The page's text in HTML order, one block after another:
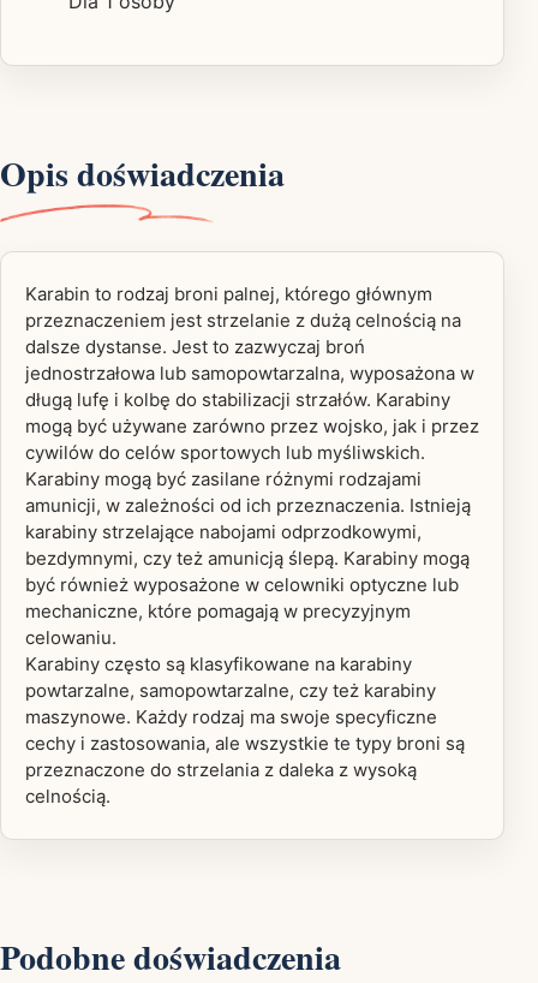
Opis doświadczenia
Karabin to rodzaj broni palnej, którego głównym
przeznaczeniem jest strzelanie z dużą celnością na
dalsze dystanse. Jest to zazwyczaj broń
jednostrzałowa lub samopowtarzalna, wyposażona w
długą lufę i kolbę do stabilizacji strzałów. Karabiny
mogą być używane zarówno przez wojsko, jak i przez
cywilów do celów sportowych lub myśliwskich.
Karabiny mogą być zasilane różnymi rodzajami
amunicji, w zależności od ich przeznaczenia. Istnieją
karabiny strzelające nabojami odprzodkowymi,
bezdymnymi, czy też amunicją ślepą. Karabiny mogą
być również wyposażone w celowniki optyczne lub
mechaniczne, które pomagają w precyzyjnym
celowaniu.
Karabiny często są klasyfikowane na karabiny
powtarzalne, samopowtarzalne, czy też karabiny
maszynowe. Każdy rodzaj ma swoje specyficzne
cechy i zastosowania, ale wszystkie te typy broni są
przeznaczone do strzelania z daleka z wysoką
celnością.
Podobne doświadczenia